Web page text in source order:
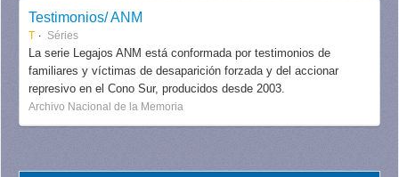
Testimonios/ ANM
T Séries
La serie Legajos ANM está conformada por testimonios de
familiares y víctimas de desaparición forzada y del accionar
represivo en el Cono Sur, producidos desde 2003.
Archivo Nacional de la Memoria